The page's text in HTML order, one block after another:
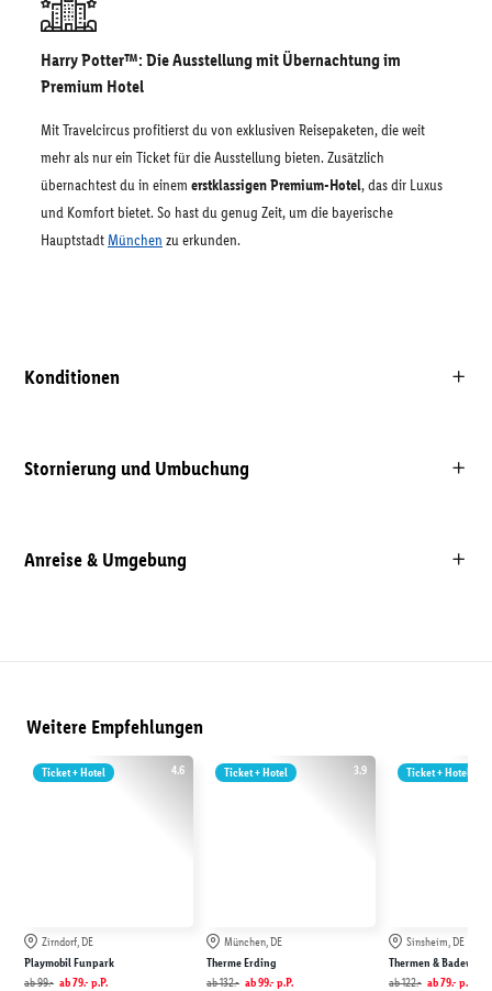
Harry Potter™: Die Ausstellung mit Übernachtung im
Premium Hotel
Mit Travelcircus profitierst du von exklusiven Reisepaketen, die weit
mehr als nur ein Ticket für die Ausstellung bieten. Zusätzlich
übernachtest du in einem erstklassigen Premium-Hotel, das dir Luxus
und Komfort bietet. So hast du genug Zeit, um die bayerische
Hauptstadt München zu erkunden.
Konditionen
Stornierung und Umbuchung
Anreise & Umgebung
Weitere Empfehlungen
4.6
Ticket + Hotel
Zirndorf, DE
Playmobil Funpark
ab99.- ab79.- p.P.
3.9
Ticket + Hotel
München, DE
Therme Erding
ab132.- ab99.- p.P.
Ticket + Hotel
Sinsheim, DE
Thermen & Badewelt
ab122.- ab79.- p.P.